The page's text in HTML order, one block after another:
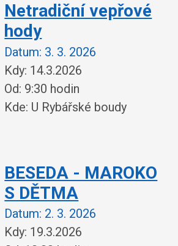
Netradiční vepřové
hody
Datum: 3. 3. 2026
Kdy: 14.3.2026
Od: 9:30 hodin
Kde: U Rybářské boudy
BESEDA - MAROKO
S DĚTMA
Datum: 2. 3. 2026
Kdy: 19.3.2026